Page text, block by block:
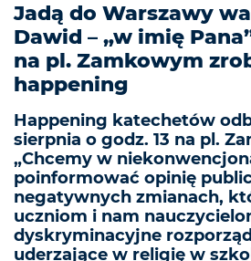
Jadą do Warszawy
Dawid – „w imię
na pl. Zamkowym
happening
Happening katechetów
sierpnia o godz. 13 na pl.
„Chcemy w
poinformować opinię
negatywnych zmianach,
uczniom i nam
dyskryminacyjne
uderzające w religię w